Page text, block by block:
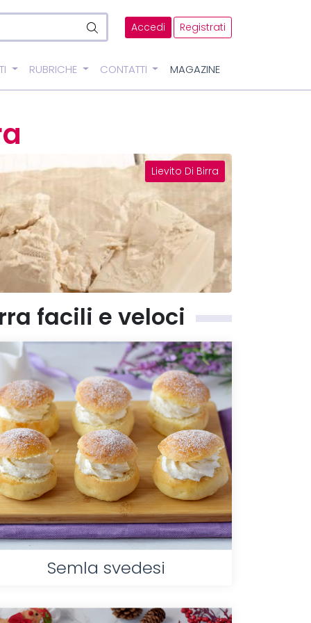
Accedi Registrati
RUBRICHE CONTATTI MAGAZINE
Lievito Di Birra
facili e veloci
Semla svedesi